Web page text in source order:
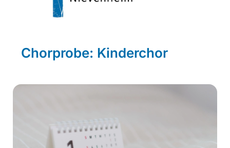
Chorprobe: Kinderchor